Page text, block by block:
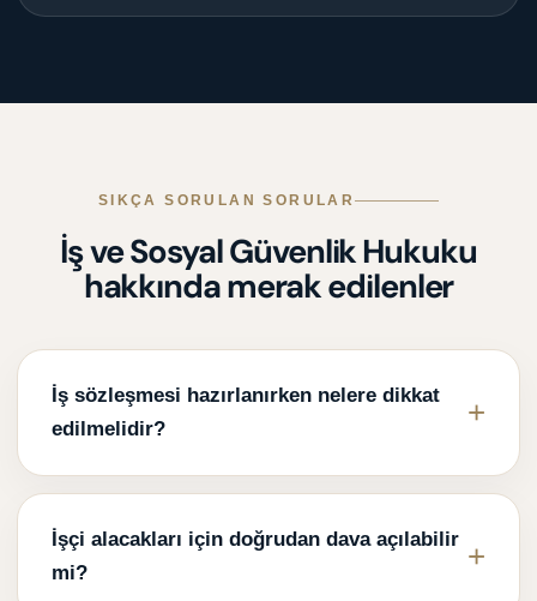
SIKÇA SORULAN SORULAR
İş ve Sosyal Güvenlik Hukuku
hakkında merak edilenler
İş sözleşmesi hazırlanırken nelere dikkat
edilmelidir?
İşçi alacakları için doğrudan dava açılabilir
mi?